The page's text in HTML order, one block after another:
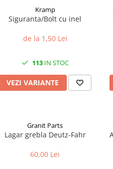
Kramp
Siguranta/Bolt cu inel
de la 1,50 Lei
113IN STOC
VEZI VARIANTE
Granit Parts
Lagar grebla Deutz-Fahr
60,00 Lei